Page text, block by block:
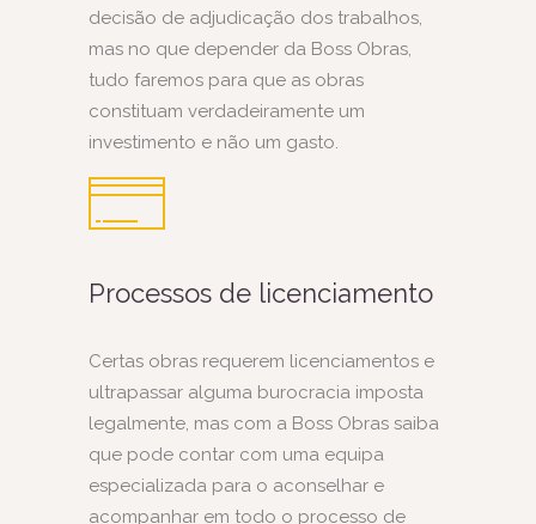
decisão de adjudicação dos trabalhos,
mas no que depender da Boss Obras,
tudo faremos para que as obras
constituam verdadeiramente um
investimento e não um gasto.
Processos de licenciamento
Certas obras requerem licenciamentos e
ultrapassar alguma burocracia imposta
legalmente, mas com a Boss Obras saiba
que pode contar com uma equipa
especializada para o aconselhar e
acompanhar em todo o processo de